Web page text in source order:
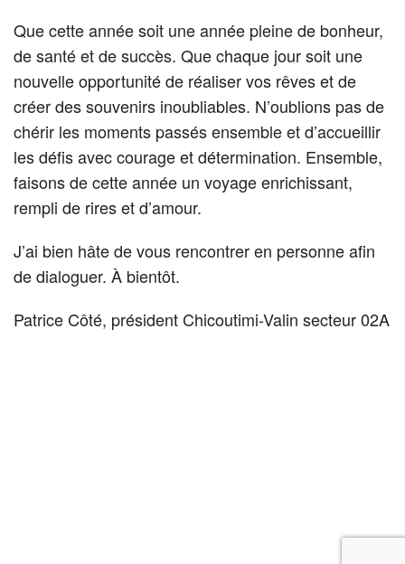
Que cette année soit une année pleine de bonheur,
de santé et de succès. Que chaque jour soit une
nouvelle opportunité de réaliser vos rêves et de
créer des souvenirs inoubliables. N’oublions pas de
chérir les moments passés ensemble et d’accueillir
les défis avec courage et détermination. Ensemble,
faisons de cette année un voyage enrichissant,
rempli de rires et d’amour.
J’ai bien hâte de vous rencontrer en personne afin
de dialoguer. À bientôt.
Patrice Côté, président Chicoutimi-Valin secteur 02A